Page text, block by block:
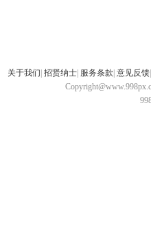
关于我们 招贤纳士 服务条款 意见反馈